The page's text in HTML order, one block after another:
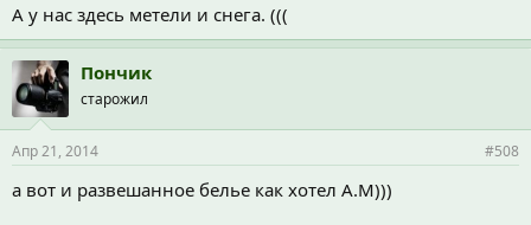
А у нас здесь метели и снега. (((
Пончик
старожил
Апр 21, 2014 #508
а вот и развешанное белье как хотел А.М)))